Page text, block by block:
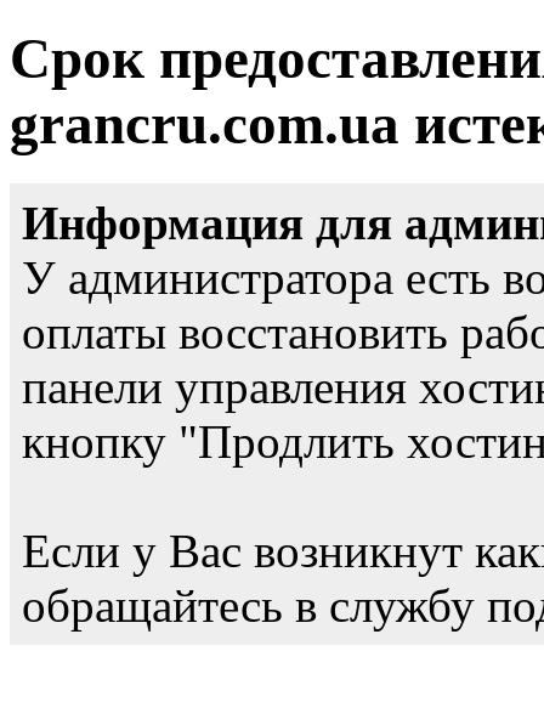
Срок
grancru.com.ua
Информация для
У администратора есть
оплаты восстановить
панели управления
кнопку "Продлить
Если у Вас возникнут
обращайтесь в службу